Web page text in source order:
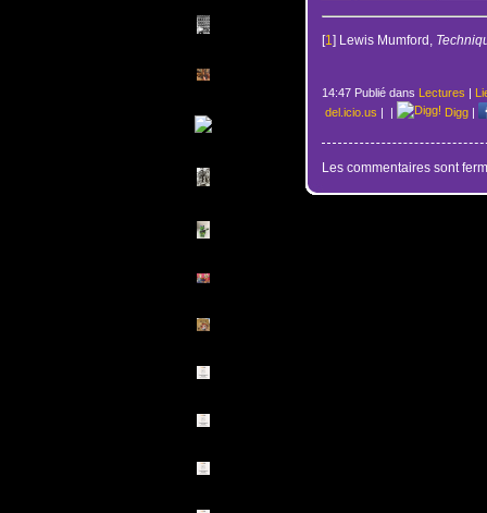
[1 ] Lewis Mumford,
14:47 Publié dans Lectures |
del.icio.us | | Digg|
Les commentaires sont